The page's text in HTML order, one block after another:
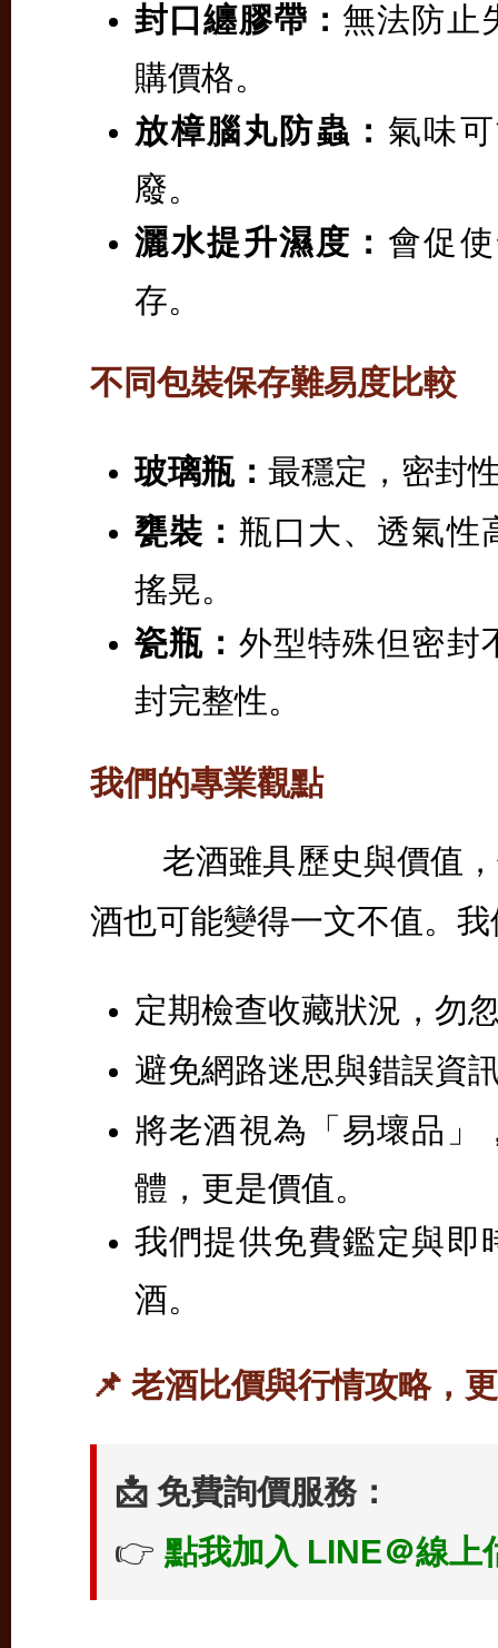
封口纏膠帶： 無法防止
購價格。
放樟腦丸防蟲： 氣味
廢。
灑水提升濕度： 會促
存。
不同包裝保存難易度比較
玻璃瓶： 最穩定，密封
甕裝： 瓶口大、透氣性
搖晃。
瓷瓶： 外型特殊但密封
封完整性。
我們的專業觀點
老酒雖具歷史與價值，
酒也可能變得一文不值。
定期檢查收藏狀況，勿
避免網路迷思與錯誤資
將老酒視為「易壞品」
體，更是價值。
我們提供免費鑑定與即
酒。
📌 老酒比價與行情攻略，
📩 免費詢價服務：
👉 點我加入 LINE＠線上